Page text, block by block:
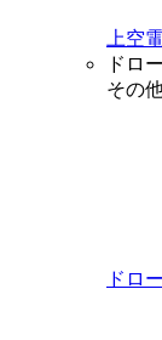
上空
ドロ
その
ドロ